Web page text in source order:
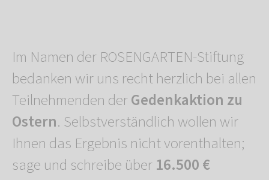
Im Namen der ROSENGARTEN-Stiftung
bedanken wir uns recht herzlich bei allen
Teilnehmenden derGedenkaktion zu
Ostern. Selbstverständlich wollen wir
Ihnen das Ergebnis nicht vorenthalten;
sage und schreibe über16.500 €